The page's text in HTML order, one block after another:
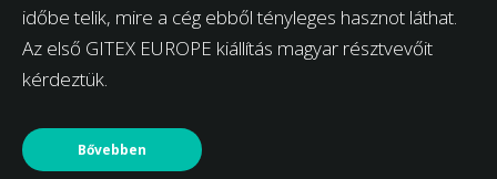
időbe telik, mire a cég ebből tényleges hasznot láthat.
Az első GITEX EUROPE kiállítás magyar résztvevőit
kérdeztük.
Bővebben